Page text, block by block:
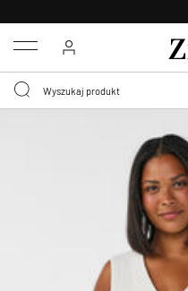
Menu